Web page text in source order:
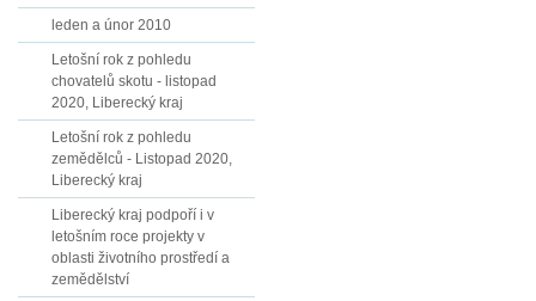
leden a únor 2010
Letošní rok z pohledu
chovatelů skotu - listopad
2020, Liberecký kraj
Letošní rok z pohledu
zemědělců - Listopad 2020,
Liberecký kraj
Liberecký kraj podpoří i v
letošním roce projekty v
oblasti životního prostředí a
zemědělství